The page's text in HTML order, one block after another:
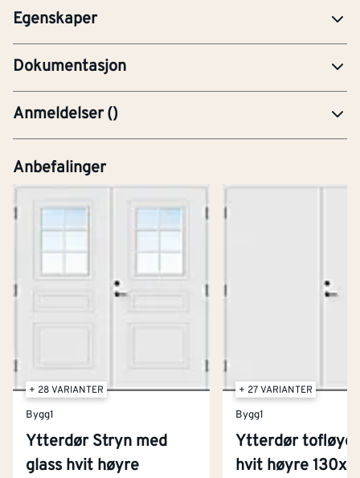
Egenskaper
Dokumentasjon
YTE-Ytelseserklæring (CE-merking)
Anmeldelser()
Anbefalinger
+ 28 VARIANTER
Bygg1
Ytterdør Stryn med
glass hvit høyre
+ 27 VARIANTER
Bygg1
Ytterdør
hvit høyre